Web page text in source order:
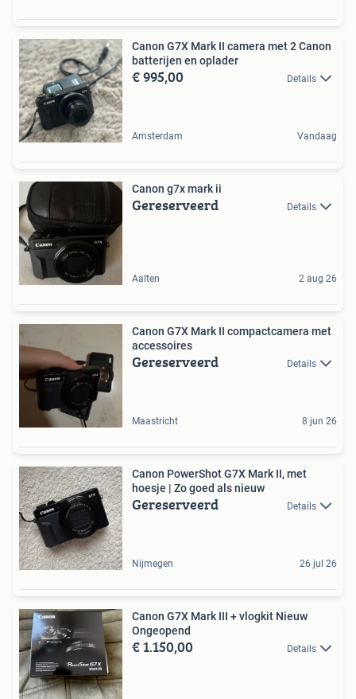
Canon G7X Mark II camera met 2 Canon
batterijen en oplader
€ 995,00 Details
Amsterdam Vandaag
Canon g7x mark ii
Gereserveerd Details
Aalten 2 aug 26
Canon G7X Mark II compactcamera met
accessoires
Gereserveerd Details
Maastricht 8 jun 26
Canon PowerShot G7X Mark II, met
hoesje | Zo goed als nieuw
Gereserveerd Details
Nijmegen 26 jul 26
Canon G7X Mark III + vlogkit Nieuw
Ongeopend
€ 1.150,00 Details